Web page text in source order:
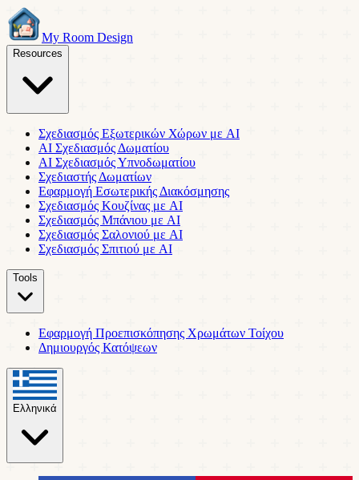
My Room Design
Resources
Σχεδιασμός Εξωτερικών Χώρων με AI
AI Σχεδιασμός Δωματίου
AI Σχεδιασμός Υπνοδωματίου
Σχεδιαστής Δωματίων
Εφαρμογή Εσωτερικής Διακόσμησης
Σχεδιασμός Κουζίνας με AI
Σχεδιασμός Μπάνιου με AI
Σχεδιασμός Σαλονιού με AI
Σχεδιασμός Σπιτιού με AI
Tools
Εφαρμογή Προεπισκόπησης Χρωμάτων Τοίχου
Δημιουργός Κατόψεων
Ελληνικά